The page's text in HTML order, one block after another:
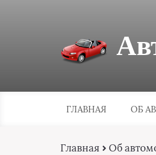
ГЛАВНАЯ ОБ
Главная Об